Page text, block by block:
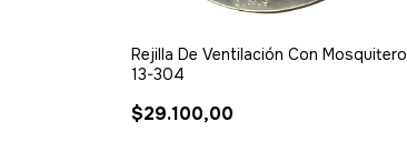
Rejilla De Ventilación Con Mosquitero
13-304
$29.100,00